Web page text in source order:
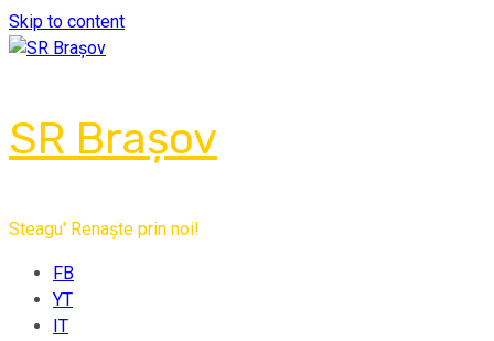
Skip to content
SR Brașov
Steagu' Renaște prin noi!
FB
YT
IT